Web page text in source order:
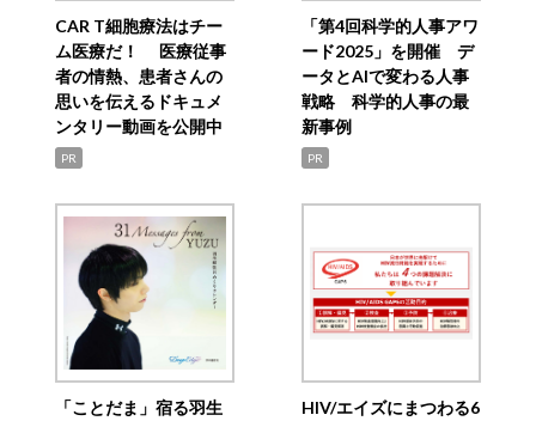
CAR T細胞療法はチー
ム医療だ！ 医療従事
者の情熱、患者さんの
思いを伝えるドキュメ
ンタリー動画を公開中
PR
「第4回科学的人事アワ
ード2025」を開催 デ
ータとAIで変わる人事
戦略 科学的人事の最
新事例
PR
「ことだま」宿る羽生
HIV/エイズにまつわる6